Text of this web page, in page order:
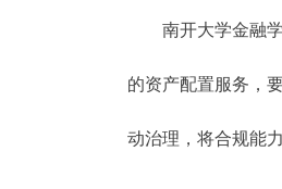
南开大学金融
的资产配置服务，
动治理，将合规能